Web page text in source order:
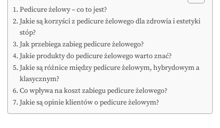
Pedicure żelowy – co to jest?
Jakie są korzyści z pedicure żelowego dla zdrowia i estetyki
stóp?
Jak przebiega zabieg pedicure żelowego?
Jakie produkty do pedicure żelowego warto znać?
Jakie są różnice między pedicure żelowym, hybrydowym a
klasycznym?
Co wpływa na koszt zabiegu pedicure żelowego?
Jakie są opinie klientów o pedicure żelowym?